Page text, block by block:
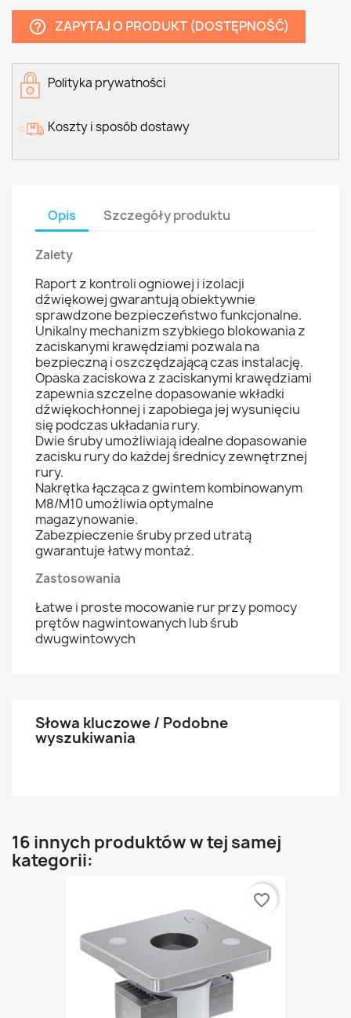
help_outline ZAPYTAJ O PRODUKT (DOSTĘPNOŚĆ)
Polityka prywatności
Koszty i sposób dostawy
Opis Szczegóły produktu
Zalety
Raport z kontroli ogniowej i izolacji
dźwiękowej gwarantują obiektywnie
sprawdzone bezpieczeństwo funkcjonalne.
Unikalny mechanizm szybkiego blokowania z
zaciskanymi krawędziami pozwala na
bezpieczną i oszczędzającą czas instalację.
Opaska zaciskowa z zaciskanymi krawędziami
zapewnia szczelne dopasowanie wkładki
dźwiękochłonnej i zapobiega jej wysunięciu
się podczas układania rury.
Dwie śruby umożliwiają idealne dopasowanie
zacisku rury do każdej średnicy zewnętrznej
rury.
Nakrętka łącząca z gwintem kombinowanym
M8/M10 umożliwia optymalne
magazynowanie.
Zabezpieczenie śruby przed utratą
gwarantuje łatwy montaż.
Zastosowania
Łatwe i proste mocowanie rur przy pomocy
prętów nagwintowanych lub śrub
dwugwintowych
Słowa kluczowe / Podobne
wyszukiwania
16 innych produktów w tej samej
kategorii:
favorite_border